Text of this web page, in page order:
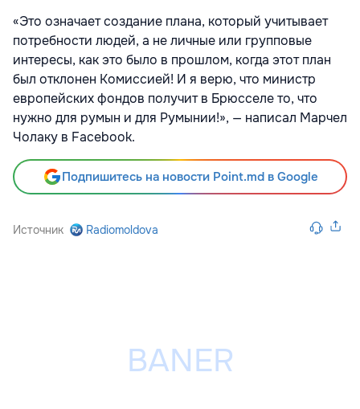
«Это означает создание плана, который учитывает
потребности людей, а не личные или групповые
интересы, как это было в прошлом, когда этот план
был отклонен Комиссией! И я верю, что министр
европейских фондов получит в Брюсселе то, что
нужно для румын и для Румынии!», — написал Марчел
Чолаку в Facebook.
Подпишитесь на новости Point.md в Google
Источник Radiomoldova